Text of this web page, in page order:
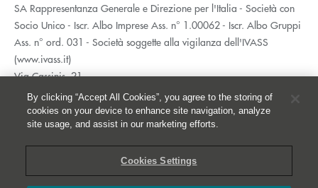
SA Rappresentanza Generale e Direzione per l'Italia - Società con
Socio Unico - Iscr. Albo Imprese Ass. n° 1.00062 - Iscr. Albo Gruppi
Ass. n° ord. 031 - Società soggette alla vigilanza dell'IVASS
(www.ivass.it)
Via Cassinis, 21
20139 Milano
02 5351.1
Accessibilità
Whistleblowing
By clicking “Accept All Cookies”, you agree to the storing of
cookies on your device to enhance site navigation, analyze
site usage, and assist in our marketing efforts.
Cookies Settings